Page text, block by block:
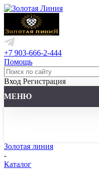
+7 903-666-2-444
Помощь
Вход Регистрация
МЕНЮ
Золотая линия
-
Каталог